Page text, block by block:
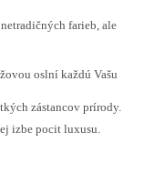
farieb, ale
oslní každú Vašu
zástancov prírody.
izbe pocit luxusu.